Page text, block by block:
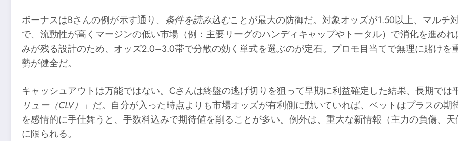
ボーナスはBさんの例が示す通り、 条件を読み込むことが最大の防御だ。対象オッズが1.50以上、マルチ
で、流動性が高くマージンの低い市場（例：主要リーグのハンディキャップやトータル）で消化を進め
みが残る設計のため、オッズ2.0–3.0帯で分散の効く単式を選ぶのが定石。プロモ目当てで無理に賭けを
勢が健全だ。
キャッシュアウトは万能ではない。Cさんは終盤の逃げ切りを狙って早期に利益確定した結果、長期では
リュー（CLV）
」だ。自分が入った時点よりも市場オッズが有利側に動いていれば、ベットはプラスの期
を感情的に手仕舞うと、手数料込みで期待値を削ることが多い。例外は、重大な新情報（主力の負傷、
に限られる。